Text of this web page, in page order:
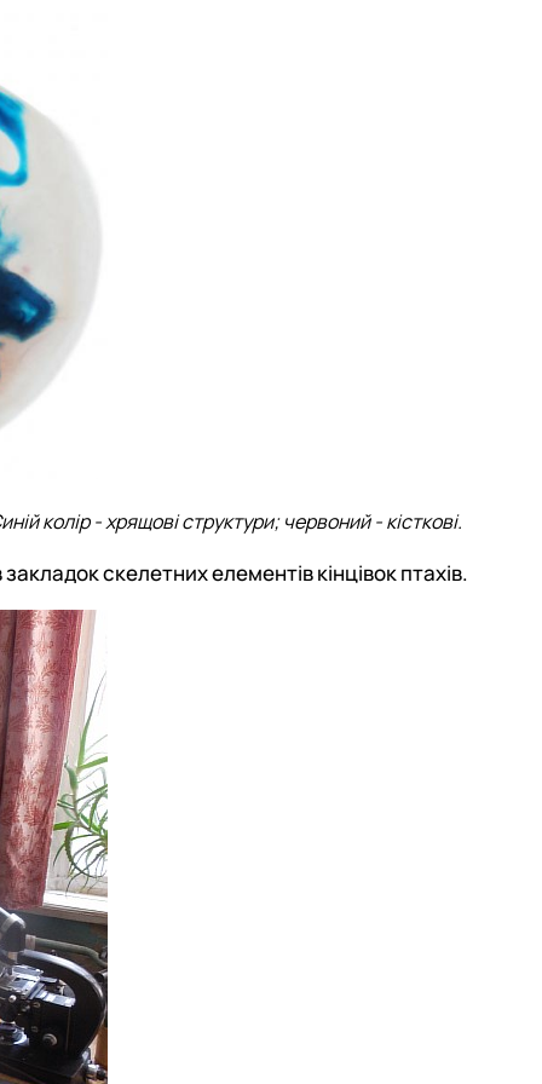
колір - хрящові структури; червоний - кісткові.
скелетних елементів кінцівок птахів.